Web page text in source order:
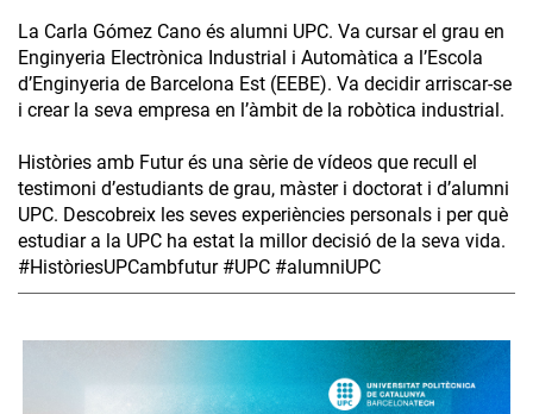
La Carla Gómez Cano és alumni UPC. Va cursar el grau en
Enginyeria Electrònica Industrial i Automàtica a l’Escola
d’Enginyeria de Barcelona Est (EEBE). Va decidir arriscar-se
i crear la seva empresa en l’àmbit de la robòtica industrial.
Històries amb Futur és una sèrie de vídeos que recull el
testimoni d’estudiants de grau, màster i doctorat i d’alumni
UPC. Descobreix les seves experiències personals i per què
estudiar a la UPC ha estat la millor decisió de la seva vida.
#HistòriesUPCambfutur #UPC #alumniUPC